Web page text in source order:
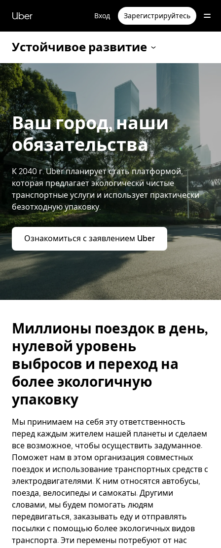
перейти
к
содержимому
Uber Вход Зарегистрируйтесь
Устойчивое развитие
Ваш город, наши
обязательства
К 2040 г. Uber планирует стать платформой,
которая предлагает экологически чистые
транспортные услуги и использует практически
безотходную упаковку.
Ознакомиться с заявлением Uber
Миллионы поездок в день,
нулевой уровень
выбросов и переход на
более экологичную
упаковку
Мы принимаем на себя эту ответственность
перед каждым жителем нашей планеты и сделаем
все возможное, чтобы осуществить задуманное.
Поможет нам в этом организация совместных
поездок и использование транспортных средств с
электродвигателями. К ним относятся автобусы,
поезда, велосипеды и самокаты. Другими
словами, мы будем помогать людям
передвигаться, заказывать еду и отправлять
посылки с помощью более экологичных видов
транспорта. Эти перемены потребуют от нас